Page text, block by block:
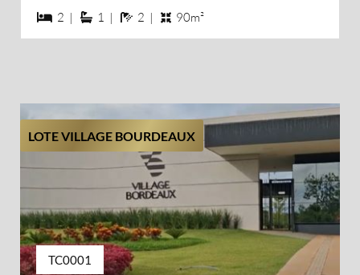
2 dormiórios
2 | 1 suítes
1 | 2 banheiros
2 | 90m²
LOTE VILLAGE BOURDEAUX
TC0001